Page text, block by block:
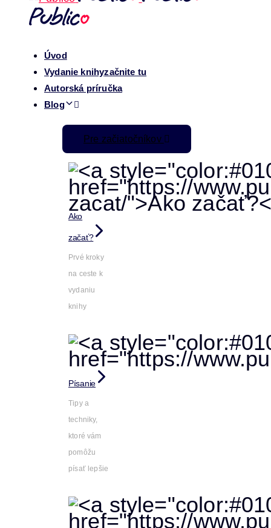
Úvod
Vydanie knihyzačnite tu
Autorská príručka
Blog
Pre začiatočníkov
Ako
začať?
Prvé kroky
na ceste k
vydaniu
knihy
Písanie
Tipy a
techniky,
ktoré vám
pomôžu
písať lepšie